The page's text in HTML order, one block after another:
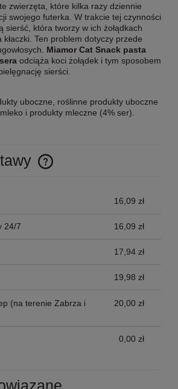
zwierzęta, które kilka razy dziennie
swojego futerka. W trakcie tej czynności
sierść, która tworzy w ich żołądkach
Ten problem dotyczy przede
Miamor Cat Snack pasta
odciąża koci żołądek i tym sposobem
sierści.
uboczne, roślinne produkty uboczne
i produkty mleczne (4% ser).
kosztów płatności
16,09 zł
24/7 16,09 zł
17,94 zł
19,98 zł
(na terenie Zabrza i
20,00 zł
0,00 zł